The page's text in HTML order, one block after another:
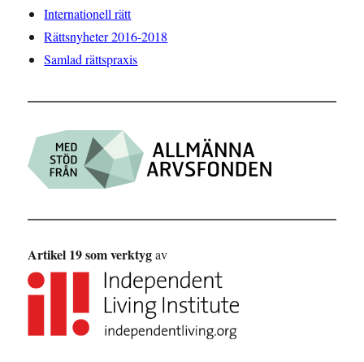
Internationell rätt
Rättsnyheter 2016-2018
Samlad rättspraxis
Artikel 19 som verktygav